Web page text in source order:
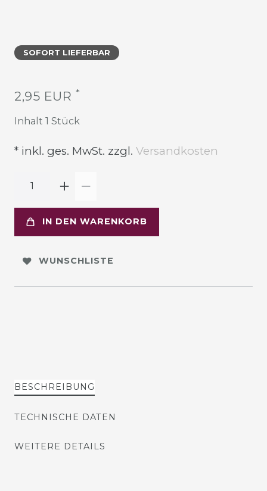
SOFORT LIEFERBAR
2,95 EUR *
Inhalt 1 Stück
* inkl. ges. MwSt. zzgl. Versandkosten
IN DEN WARENKORB
WUNSCHLISTE
BESCHREIBUNG
TECHNISCHE DATEN
WEITERE DETAILS